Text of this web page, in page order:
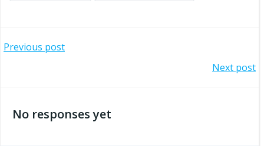
Post
Previous post
navigation
Next post
No responses yet